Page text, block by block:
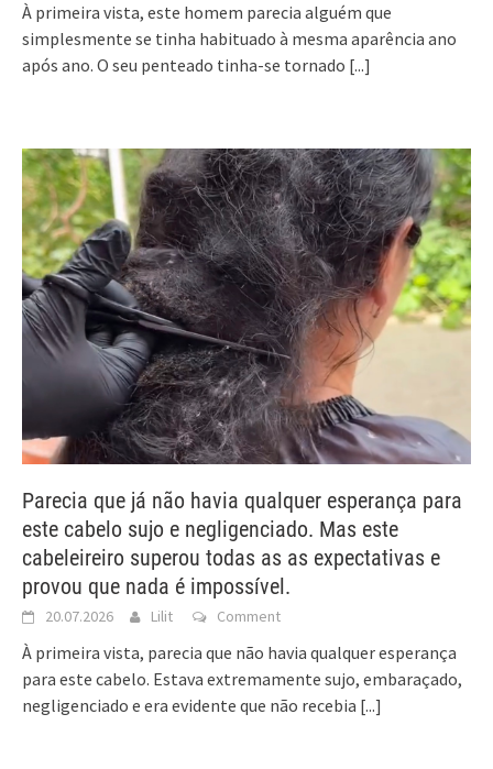
À primeira vista, este homem parecia alguém que
simplesmente se tinha habituado à mesma aparência ano
após ano. O seu penteado tinha-se tornado [...]
Parecia que já não havia qualquer esperança para
este cabelo sujo e negligenciado. Mas este
cabeleireiro superou todas as as expectativas e
provou que nada é impossível.
20.07.2026 Lilit Comment
À primeira vista, parecia que não havia qualquer esperança
para este cabelo. Estava extremamente sujo, embaraçado,
negligenciado e era evidente que não recebia [...]